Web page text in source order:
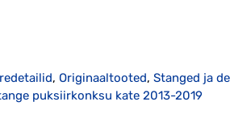
, Originaaltooted, Stanged ja
puksiirkonksu kate 2013-2019